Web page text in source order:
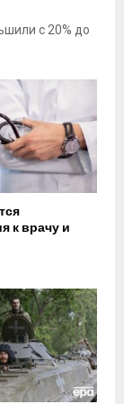
с 20% до
к врачу и